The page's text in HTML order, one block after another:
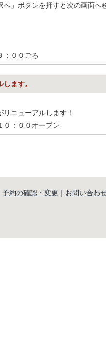
」ボタンを押すと次の画面へ
：００ごろ
ます。
ニューアルします！
０：００オープン
予約の確認・変更 ｜ お問い合わ